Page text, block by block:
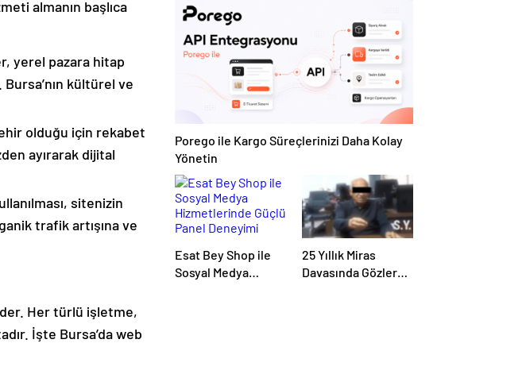
almanın başlıca
yerel pazara hitap
kültürel ve
olduğu için rekabet
ayırarak dijital
sitenizin
trafik artışına ve
Her türlü işletme,
İşte Bursa’da web
Ürün Seçimi
Porego ile Kargo Süreçlerinizi Daha Kolay
Yönetin
Esat Bey Shop ile
Sosyal Medya
25 Yıllık Miras
Davasında Gözler